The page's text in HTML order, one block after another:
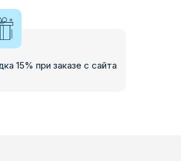
15% при заказе с сайта